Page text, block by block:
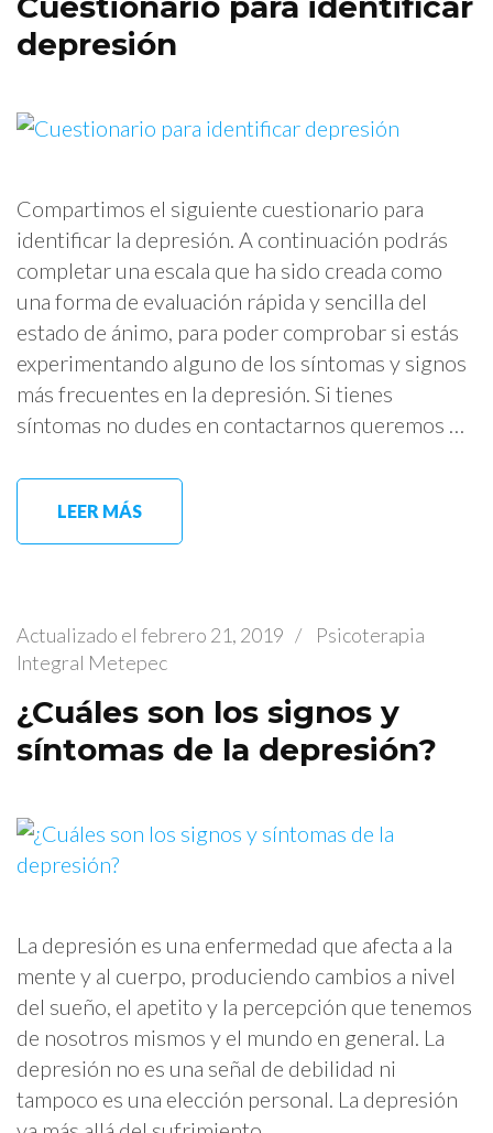
depresión
Compartimos el siguiente cuestionario para
identificar la depresión. A continuación podrás
completar una escala que ha sido creada como
una forma de evaluación rápida y sencilla del
estado de ánimo, para poder comprobar si estás
experimentando alguno de los síntomas y signos
más frecuentes en la depresión. Si tienes
síntomas no dudes en contactarnos queremos …
LEER MÁS
Actualizado el febrero 21, 2019 /
Psicoterapia
Integral Metepec
¿Cuáles son los signos y
síntomas de la depresión?
La depresión es una enfermedad que afecta a la
mente y al cuerpo, produciendo cambios a nivel
del sueño, el apetito y la percepción que tenemos
de nosotros mismos y el mundo en general. La
depresión no es una señal de debilidad ni
tampoco es una elección personal. La depresión